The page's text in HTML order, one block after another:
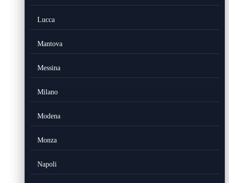
Lucca
Mantova
Messina
Milano
Modena
Monza
Napoli